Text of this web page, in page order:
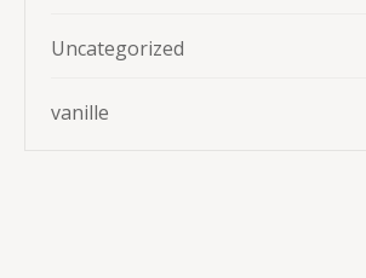
Uncategorized
vanille